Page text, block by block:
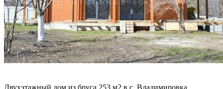
Двухэтажный дом из бруса 253 м2 в с. Владимировка,